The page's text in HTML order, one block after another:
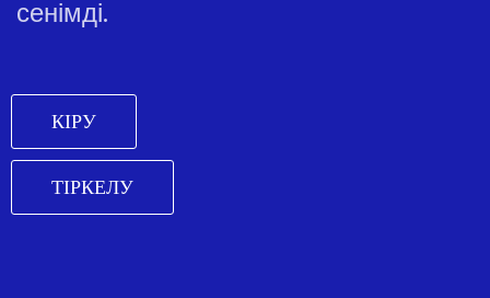
сенімді.
КІРУ
ТІРКЕЛУ